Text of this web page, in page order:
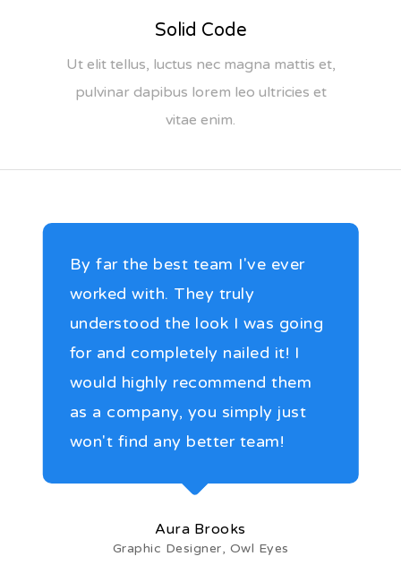
Solid Code
Ut elit tellus, luctus nec magna mattis et,
pulvinar dapibus lorem leo ultricies et
vitae enim.
By far the best team I've ever
worked with. They truly
understood the look I was going
for and completely nailed it! I
would highly recommend them
as a company, you simply just
won't find any better team!
Aura Brooks
Graphic Designer, Owl Eyes